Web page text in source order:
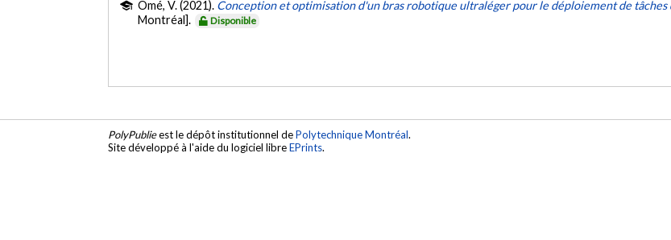
Omé, V. (2021). Conception et optimisation d'un bras robotique ultraléger pour le déploiement de tâches
Montréal].
Disponible
PolyPublieest le dépôt institutionnel dePolytechnique Montréal.
Site développé à l'aide du logiciel libreEPrints.